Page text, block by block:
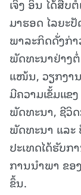
ເຈິງ ອິນ ໄດ້ສື
ມາຮອດ ໄລຍະ
ພາລະກິດດັ່ງກ່າ
ພັດທະນາຢ່າງ
ແໜ້ນ, ວຽກງາ
ມີຄວາມເຂັ້ມແຂ
ພັດທະນາ, ຊີວິ
ພັດທະນາ ແລະ
ປະເທດໄດ້ຮັບກ
ການນໍາພາ ຂອ
ຂຶ້ນ.